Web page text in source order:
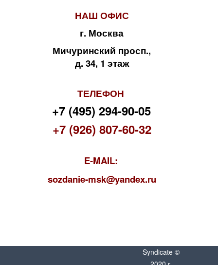
НАШ ОФИС
г. Москва
Мичуринский просп.,
д. 34, 1 этаж
ТЕЛЕФОН
+7 (495) 294-90-05
+7 (926) 807-60-32
E-MAIL:
sozdanie-msk@yandex.ru
Syndicate ©